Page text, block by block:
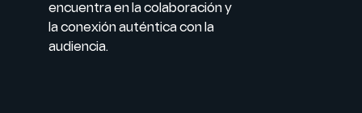
encuentra en la colaboración y
la conexión auténtica con la
audiencia.